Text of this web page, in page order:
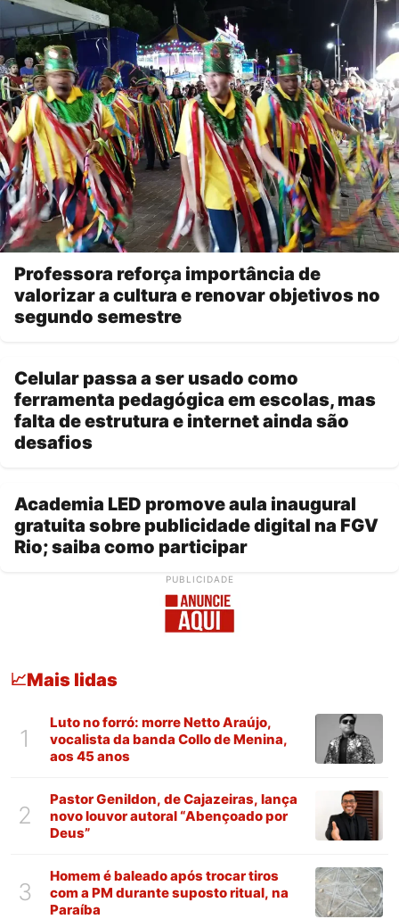
Professora reforça importância de
valorizar a cultura e renovar objetivos no
segundo semestre
Celular passa a ser usado como
ferramenta pedagógica em escolas, mas
falta de estrutura e internet ainda são
desafios
Academia LED promove aula inaugural
gratuita sobre publicidade digital na FGV
Rio; saiba como participar
PUBLICIDADE
📈Mais lidas
1
Luto no forró: morre Netto Araújo,
vocalista da banda Collo de Menina,
aos 45 anos
2
Pastor Genildon, de Cajazeiras, lança
novo louvor autoral “Abençoado por
Deus”
3
Homem é baleado após trocar tiros
com a PM durante suposto ritual, na
Paraíba